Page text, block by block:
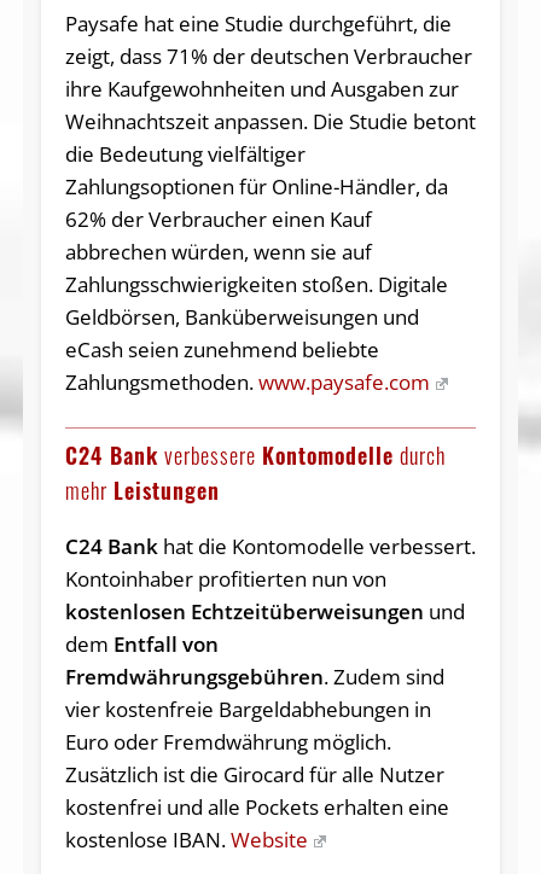
Paysafe hat eine Studie durchgeführt, die
zeigt, dass 71% der deutschen Verbraucher
ihre Kaufgewohnheiten und Ausgaben zur
Weihnachtszeit anpassen. Die Studie betont
die Bedeutung vielfältiger
Zahlungsoptionen für Online-Händler, da
62% der Verbraucher einen Kauf
abbrechen würden, wenn sie auf
Zahlungsschwierigkeiten stoßen. Digitale
Geldbörsen, Banküberweisungen und
eCash seien zunehmend beliebte
Zahlungsmethoden.www.paysafe.com
C24 Bank verbessere Kontomodelle durch
mehr Leistungen
C24 Bankhat die Kontomodelle verbessert.
Kontoinhaber profitierten nun von
kostenlosen Echtzeitüberweisungen und
dem Entfall von
Fremdwährungsgebühren. Zudem sind
vier kostenfreie Bargeldabhebungen in
Euro oder Fremdwährung möglich.
Zusätzlich ist die Girocard für alle Nutzer
kostenfrei und alle Pockets erhalten eine
kostenlose IBAN.Website